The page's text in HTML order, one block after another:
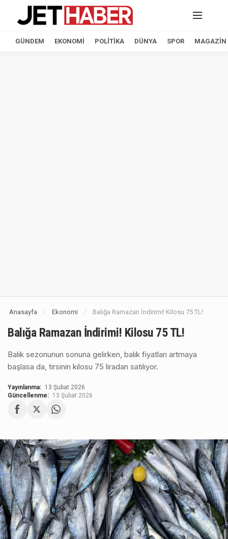
GÜNDEM EKONOMI POLITIKA DÜNYA SPOR MAGAZIN
Anasayfa / Ekonomi / Balığa Ramazan İndirimi! Kilosu 75 TL!
Balığa Ramazan İndirimi! Kilosu 75 TL!
Balık sezonunun sonuna gelirken, balık fiyatları artmaya
başlasa da, tirsinin kilosu 75 liradan satılıyor.
Yayınlanma: 13 Şubat 2026
Güncellenme: 13 Şubat 2026